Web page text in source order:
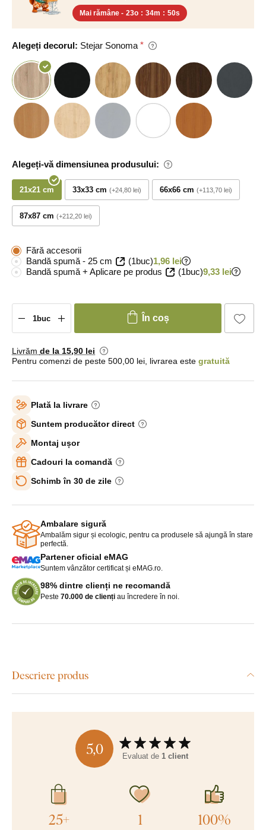
Mai rămâne - 23o : 34m : 49s
Alegeți decorul: Stejar Sonoma
Alegeți-vă dimensiunea produsului:
21x21 cm 33x33 cm +24,80 lei 66x66 cm +113,70 lei
87x87 cm +212,20 lei
Fără accesorii
Bandă spumă - 25 cm
(1buc)1,96 lei
Bandă spumă + Aplicare pe produs
(1buc)9,33 lei
În coș
Livrăm de la 15,90 lei
Pentru comenzi de peste 500,00 lei, livrarea este gratuită
Plată la livrare
Suntem producător direct
Montaj ușor
Cadouri la comandă
Schimb în 30 de zile
Ambalare sigură
Ambalăm sigur și ecologic, pentru ca produsele să ajungă în stare
perfectă.
Partener oficial eMAG
Suntem vânzător certificat și eMAG.ro.
98% dintre clienți ne recomandă
Peste 70.000 de clienți au încredere în noi.
Descriere produs
5,0 Evaluat de 1 client
25+ 1 100%